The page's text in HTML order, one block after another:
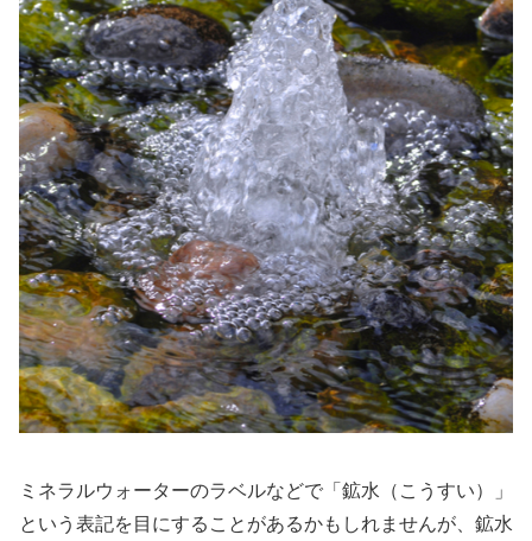
ミネラルウォーターのラベルなどで「鉱水（こうすい）」
という表記を目にすることがあるかもしれませんが、鉱水